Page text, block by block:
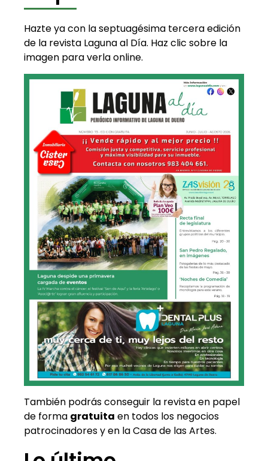
Hazte ya con la septuagésima tercera edición
de la revista Laguna al Día. Haz clic sobre la
imagen para verla online.
También podrás conseguir la revista en papel
de forma gratuita en todos los negocios
patrocinadores y en la Casa de las Artes.